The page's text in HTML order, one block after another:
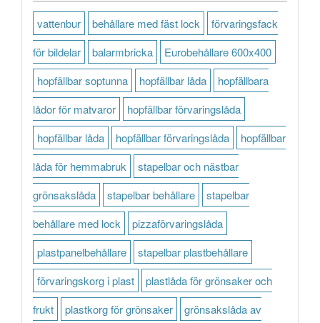
vattenbur behållare med fäst lock
förvaringsfack
för bildelar
balarmbricka
Eurobehållare 600x400
hopfällbar soptunna
hopfällbar låda
hopfällbara
lådor för matvaror
hopfällbar förvaringslåda
hopfällbar låda
hopfällbar förvaringslåda
hopfällbar
låda för hemmabruk
stapelbar och nästbar
grönsakslåda
stapelbar behållare
stapelbar
behållare med lock
pizzaförvaringslåda
plastpanelbehållare
stapelbar plastbehållare
förvaringskorg i plast
plastlåda för grönsaker och
frukt
plastkorg för grönsaker grönsakslåda av